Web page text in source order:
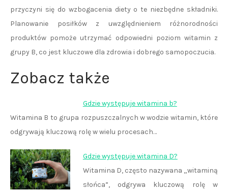
przyczyni się do wzbogacenia diety o te niezbędne składniki.
Planowanie posiłków z uwzględnieniem różnorodności
produktów pomoże utrzymać odpowiedni poziom witamin z
grupy B, co jest kluczowe dla zdrowia i dobrego samopoczucia.
Zobacz także
Gdzie występuje witamina b?
Witamina B to grupa rozpuszczalnych w wodzie witamin, które
odgrywają kluczową rolę w wielu procesach…
Gdzie występuje witamina D?
Witamina D, często nazywana „witaminą
słońca”, odgrywa kluczową rolę w